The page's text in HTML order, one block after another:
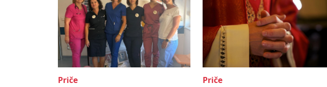
Priče Priče